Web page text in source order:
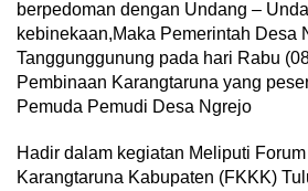
berpedoman dengan Undang –
kebinekaan,Maka Pemerintah Desa
Tanggunggunung pada hari Rabu
Pembinaan Karangtaruna yang
Pemuda Pemudi Desa Ngrejo
Hadir dalam kegiatan Meliputi
Karangtaruna Kabupaten (FKKK)